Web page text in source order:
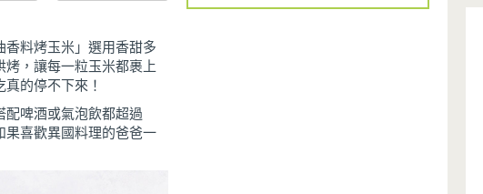
料烤玉米」選用香甜多
，讓每一粒玉米都裹上
的停不下來！
配啤酒或氣泡飲都超過
果喜歡異國料理的爸爸一